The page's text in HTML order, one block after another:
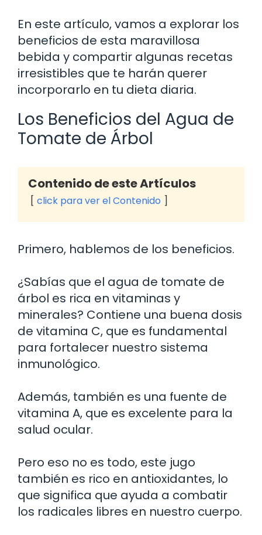
En este artículo, vamos a explorar los
beneficios de esta maravillosa
bebida y compartir algunas recetas
irresistibles que te harán querer
incorporarlo en tu dieta diaria.
Los Beneficios del Agua de
Tomate de Árbol
Contenido de este Artículos
click para ver el Contenido
Primero, hablemos de los beneficios.
¿Sabías que el agua de tomate de
árbol es rica en vitaminas y
minerales? Contiene una buena dosis
de vitamina C, que es fundamental
para fortalecer nuestro sistema
inmunológico.
Además, también es una fuente de
vitamina A, que es excelente para la
salud ocular.
Pero eso no es todo, este jugo
también es rico en antioxidantes, lo
que significa que ayuda a combatir
los radicales libres en nuestro cuerpo.